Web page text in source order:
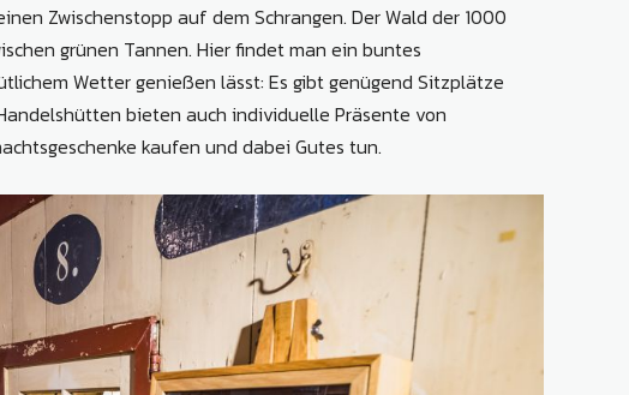
Zwischenstopp auf dem Schrangen. Der Wald der 1000
grünen Tannen. Hier findet man ein buntes
Wetter genießen lässt: Es gibt genügend Sitzplätze
bieten auch individuelle Präsente von
kaufen und dabei Gutes tun.